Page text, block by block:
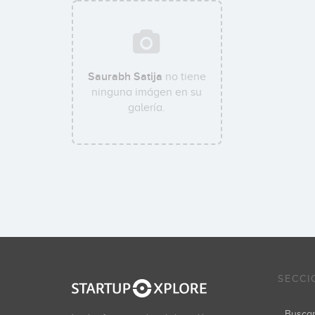
Saurabh Satija no tiene
ninguna imágen en su
galería.